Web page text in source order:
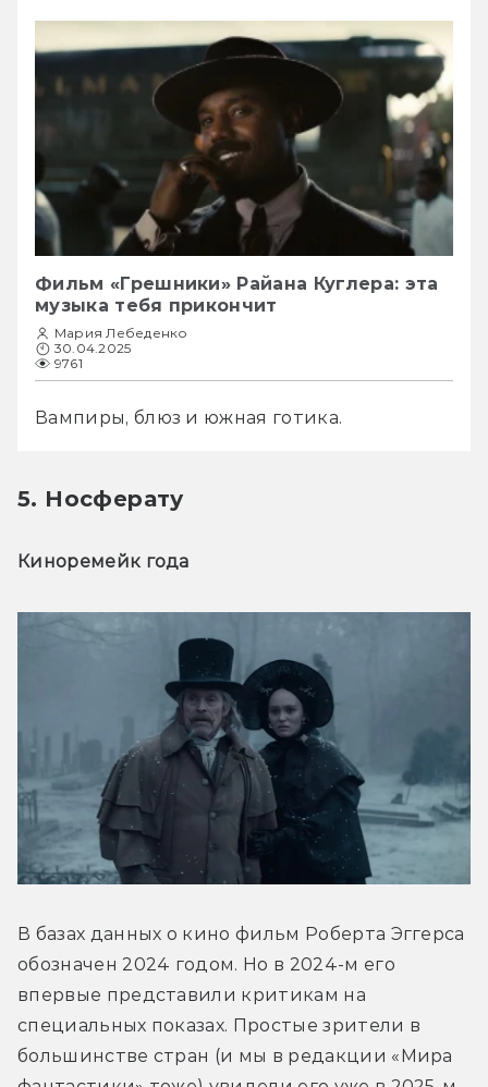
Фильм «Грешники» Райана Куглера: эта
музыка тебя прикончит
Мария Лебеденко
30.04.2025
9761
Вампиры, блюз и южная готика.
5. Носферату
Киноремейк года
В базах данных о кино фильм Роберта Эггерса
обозначен 2024 годом. Но в 2024-м его
впервые представили критикам на
специальных показах. Простые зрители в
большинстве стран (и мы в редакции «Мира